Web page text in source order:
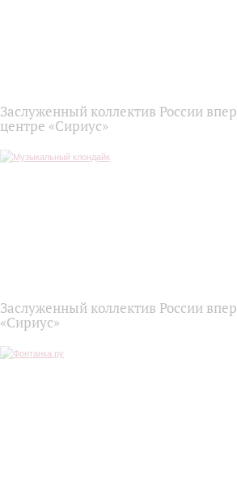
Заслуженный коллектив России
центре «Сириус»
Заслуженный коллектив России
«Сириус»